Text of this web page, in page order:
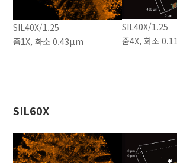
SIL40X/1.25
줌1X, 화소 0.43μm
SIL40X/1.25
줌4X, 화소
SIL60X